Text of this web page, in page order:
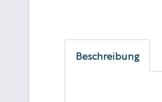
Beschreibung